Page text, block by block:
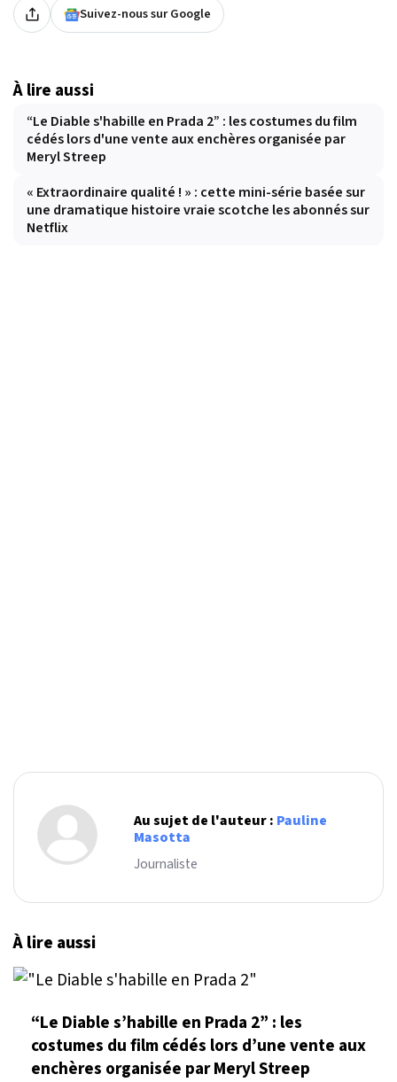
Suivez-nous sur Google
À lire aussi
“Le Diable s'habille en Prada 2” : les costumes du film
cédés lors d'une vente aux enchères organisée par
Meryl Streep
« Extraordinaire qualité ! » : cette mini-série basée sur
une dramatique histoire vraie scotche les abonnés sur
Netflix
Au sujet de l'auteur : Pauline
Masotta
Journaliste
À lire aussi
“Le Diable s’habille en Prada 2” : les
costumes du film cédés lors d’une vente aux
enchères organisée par Meryl Streep